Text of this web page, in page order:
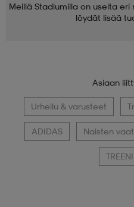
Meillä Stadiumilla on useita
löydät lisää
Asiaan
Urheilu & varusteet
ADIDAS Naisten